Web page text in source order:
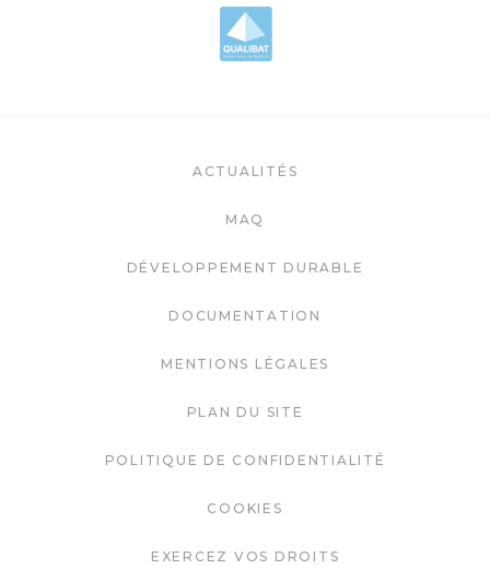
ACTUALITÉS
MAQ
DÉVELOPPEMENT DURABLE
DOCUMENTATION
MENTIONS LÉGALES
PLAN DU SITE
POLITIQUE DE CONFIDENTIALITÉ
COOKIES
EXERCEZ VOS DROITS